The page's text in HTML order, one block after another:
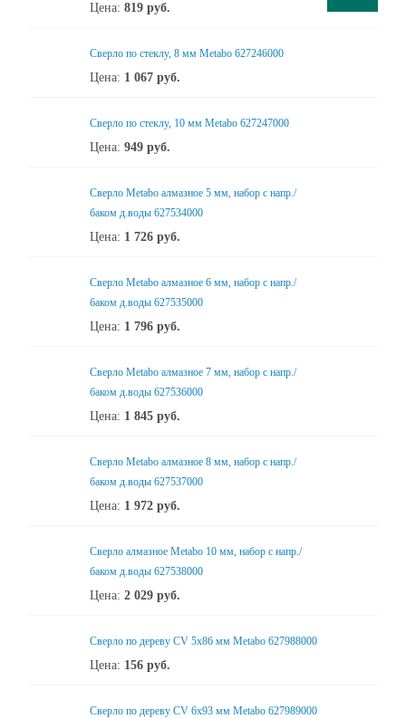
Цена: 819 руб.
Сверло по стеклу, 8 мм Metabo 627246000
Цена: 1 067 руб.
Сверло по стеклу, 10 мм Metabo 627247000
Цена: 949 руб.
Сверло Metabo алмазное 5 мм, набор с напр./
баком д.воды 627534000
Цена: 1 726 руб.
Сверло Metabo алмазное 6 мм, набор с напр./
баком д.воды 627535000
Цена: 1 796 руб.
Сверло Metabo алмазное 7 мм, набор с напр./
баком д.воды 627536000
Цена: 1 845 руб.
Сверло Metabo алмазное 8 мм, набор с напр./
баком д.воды 627537000
Цена: 1 972 руб.
Сверло алмазное Metabo 10 мм, набор с напр./
баком д.воды 627538000
Цена: 2 029 руб.
Сверло по дереву CV 5х86 мм Metabo 627988000
Цена: 156 руб.
Сверло по дереву CV 6x93 мм Metabo 627989000